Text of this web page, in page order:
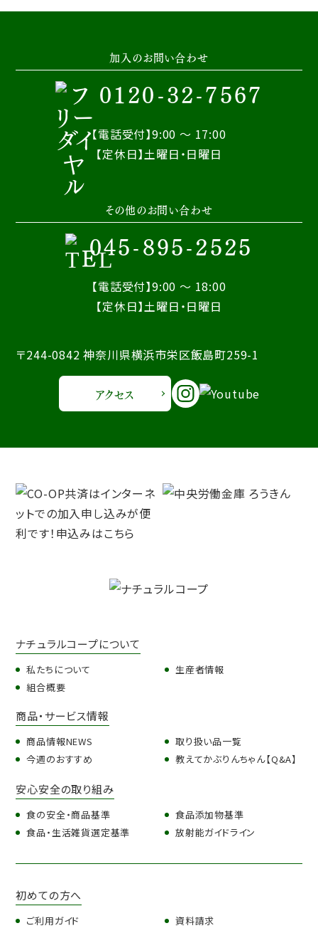
加入のお問い合わせ
0120-32-7567
【電話受付】9:00 ～ 17:00
【定休日】土曜日・日曜日
その他のお問い合わせ
045-895-2525
【電話受付】9:00 ～ 18:00
【定休日】土曜日・日曜日
〒244-0842 神奈川県横浜市栄区飯島町259-1
アクセス
ナチュラルコープについて
私たちについて
組合概要
生産者情報
商品・サービス情報
商品情報NEWS
今週のおすすめ
取り扱い品一覧
教えてかぶりんちゃん【Q&A】
安心安全の取り組み
食の安全・商品基準
食品・生活雑貨選定基準
食品添加物基準
放射能ガイドライン
初めての方へ
ご利用ガイド 資料請求